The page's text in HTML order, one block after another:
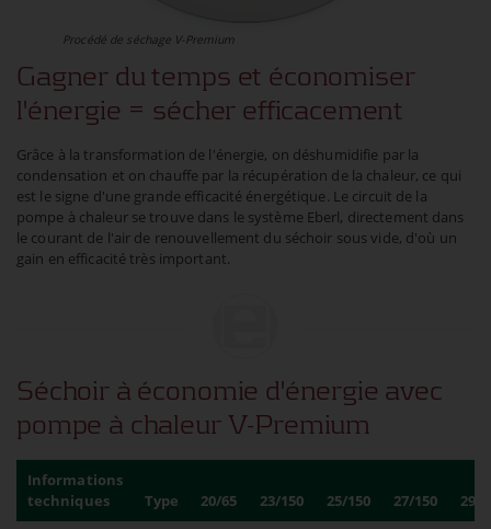
Procédé de séchage V-Premium
Gagner du temps et économiser
l'énergie = sécher efficacement
Grâce à la transformation de l'énergie, on déshumidifie par la
condensation et on chauffe par la récupération de la chaleur, ce qui
est le signe d'une grande efficacité énergétique. Le circuit de la
pompe à chaleur se trouve dans le système Eberl, directement dans
le courant de l'air de renouvellement du séchoir sous vide, d'où un
gain en efficacité très important.
Séchoir à économie d'énergie avec
pompe à chaleur V-Premium
Informations
techniques
Type 20/65 23/150 25/150 27/150
29/